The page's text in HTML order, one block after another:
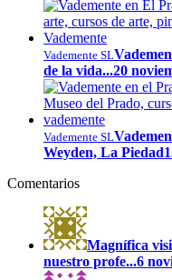
Vademente SL
de la vida...20
Vademente SL
Weyden, La Piedad
Comentarios
Magnífica
nuestro profe...6